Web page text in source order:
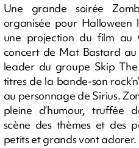
Une grande soirée
organisée pour
une projection du film au
concert de Mat Bastard
leader du groupe Skip
titres de la bande-son
au personnage de Sirius.
pleine d’humour, truffée
scène des thèmes et des
petits et grands vont adorer.